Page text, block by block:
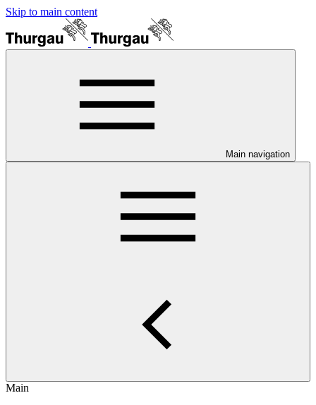
Skip to main content
Main navigation
Main